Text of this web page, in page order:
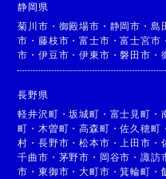
静岡県
菊川市 ・ 御殿場市 ・ 静岡市 ・ 島
市 ・藤枝市 ・富士市 ・富士宮市 ・
市 ・伊豆市 ・伊東市 ・磐田市 ・
長野県
軽井沢町 ・坂城町 ・ 富士見町 ・
町 ・ 木曽町 ・高森町 ・佐久穂町
村 ・長野市 ・松本市 ・ 上田市 ・
千曲市 ・ 茅野市 ・ 岡谷市 ・諏訪
市 ・東御市 ・大町市 ・箕輪町 ・